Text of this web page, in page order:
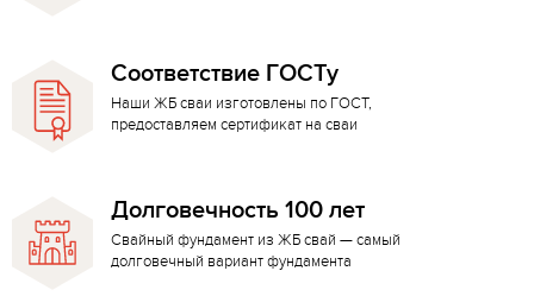
Соответствие ГОСТу
Наши ЖБ сваи изготовлены по ГОСТ,
предоставляем сертификат на сваи
Долговечность 100 лет
Свайный фундамент из ЖБ свай — самый
долговечный вариант фундамента